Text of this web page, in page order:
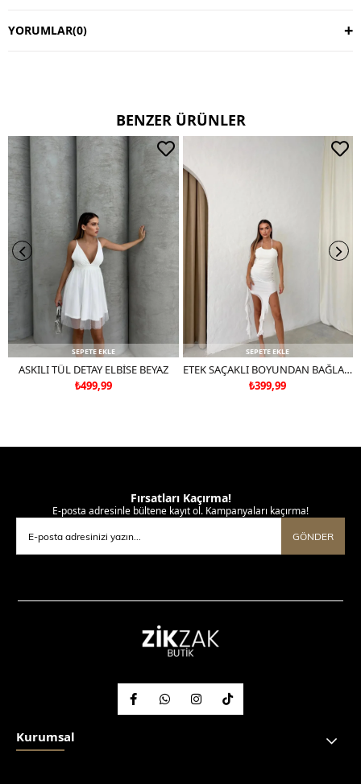
Değişim & İade
30 derecede yıkayınız.
Ters çevirerek yıkayınız.
Çift renkli ürünlerde yıkama mendili kullanınız.
Deri ve süet ürünleri makinede yıkamayınız, kuru temizleme
tercih ediniz.
YORUMLAR(0)
BENZER ÜRÜNLER
SEPETE EKLE
ASKILI TÜL DETAY ELBİSE BEYAZ
₺499,99
SEPETE EKLE
ETEK SAÇAKLI BOYUNDAN BAĞLAMALI TÜL ASTARLI ELBİSE BEYAZ
₺399,99
Fırsatları Kaçırma!
E-posta adresinle bültene kayıt ol. Kampanyaları kaçırma!
GÖNDER
Kurumsal